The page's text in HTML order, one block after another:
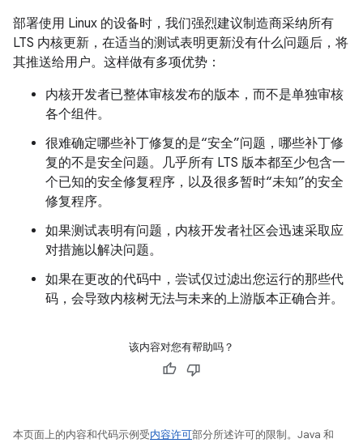
部署使用 Linux 的设备时，我们强烈建议制造商采纳所有
LTS 内核更新，在适当的测试表明更新没有什么问题后，将
其推送给用户。这样做有多项优势：
内核开发者已整体审核发布的版本，而不是单独审核
各个组件。
很难确定哪些补丁修复的是“安全”问题，哪些补丁修
复的不是安全问题。几乎所有 LTS 版本都至少包含一
个已知的安全修复程序，以及很多暂时“未知”的安全
修复程序。
如果测试表明有问题，内核开发者社区会迅速采取应
对措施以解决问题。
如果在更改的代码中，尝试仅过滤出您运行的那些代
码，会导致内核树无法与未来的上游版本正确合并。
该内容对您有帮助吗？
本页面上的内容和代码示例受内容许可部分所述许可的限制。Java 和